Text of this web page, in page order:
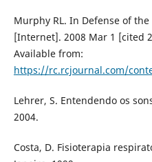
Murphy RL. In Defense of
[Internet]. 2008 Mar 1 [cited
Available from:
https://rc.rcjournal.com/
Lehrer, S. Entendendo os
2004.
Costa, D. Fisioterapia